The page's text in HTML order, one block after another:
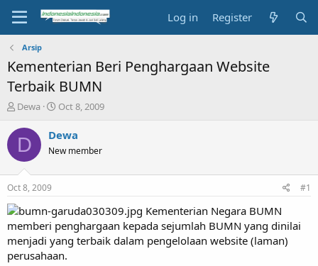
Log in Register
Arsip
Kementerian Beri Penghargaan Website
Terbaik BUMN
T
r
a
s
t
a
t
e
r
Dewa
S
a
t
e
Oct 8, 2009
D Dewa
New member
Oct 8, 2009 #1
Kementerian Negara BUMN
memberi penghargaan kepada sejumlah BUMN yang dinilai
menjadi yang terbaik dalam pengelolaan website (laman)
perusahaan.